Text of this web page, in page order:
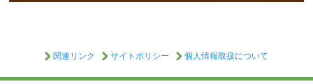
関連リンク サイトポリシー 個人情報取扱について